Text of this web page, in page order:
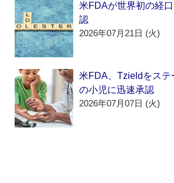
米FDAが世界初の経
認
2026年07月21日 (火)
米FDA、Tzieldをステ
の小児に迅速承認
2026年07月07日 (火)